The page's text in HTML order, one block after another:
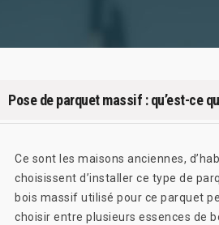
Pose de parquet massif : qu’est-ce
Ce sont les maisons anciennes,
choisissent d’installer ce type de
bois massif utilisé pour ce parquet
choisir entre plusieurs essences de